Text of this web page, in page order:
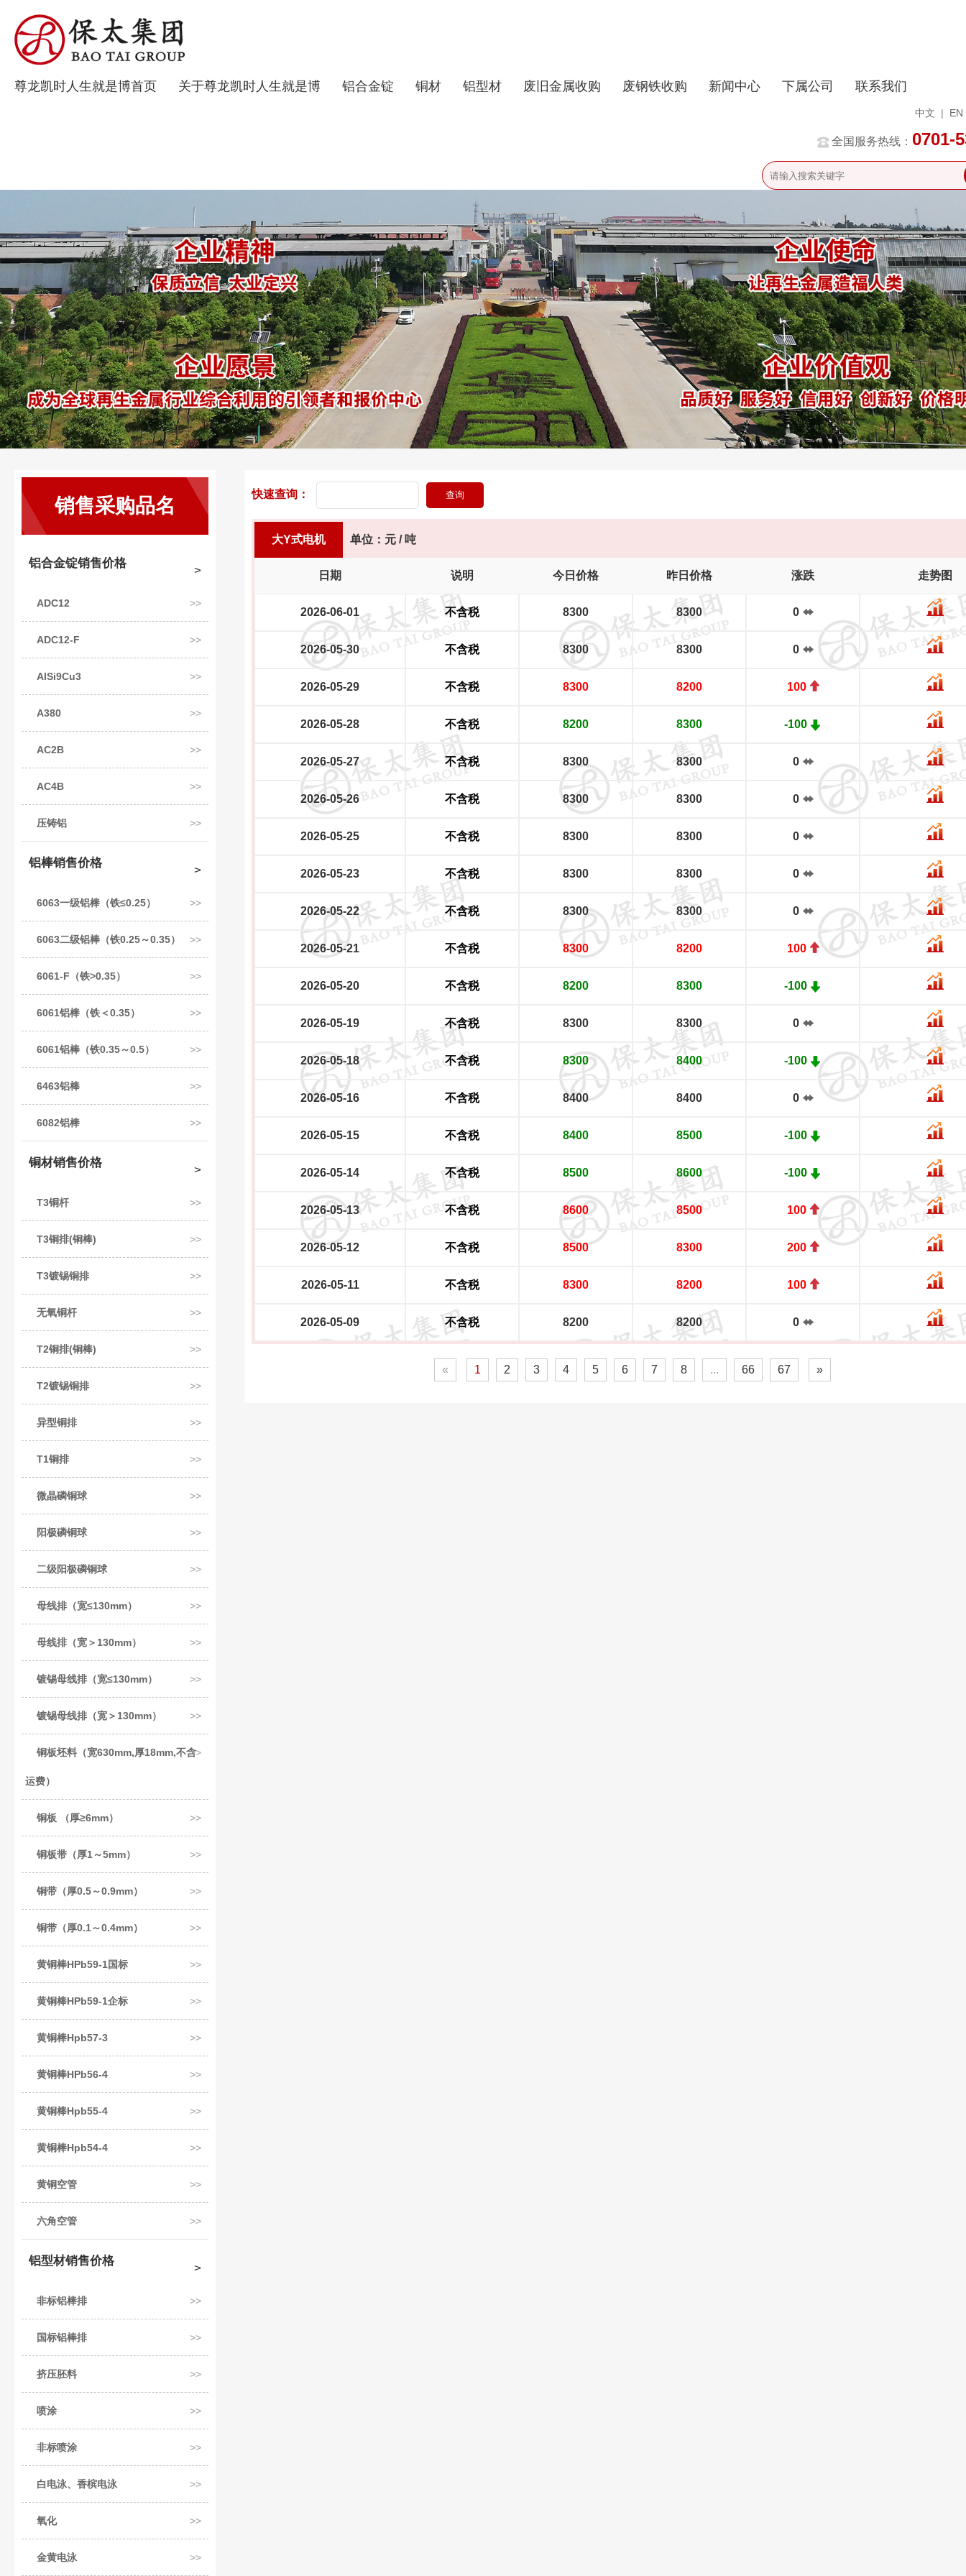
尊龙凯时人生就是博首页 关于尊龙凯时人生就是博 铝合金锭 铜材 铝型材 废旧金属收购 废钢铁收购 新闻中心 下属公司 联系我们
中文 | EN
全国服务热线： 0701-
销售采购品名
铝合金锭销售价格
ADC12
ADC12-F
AlSi9Cu3
A380
AC2B
AC4B
压铸铝
铝棒销售价格
6063一级铝棒（铁≤0.25）
6063二级铝棒（铁0.25～0.35）
6061-F（铁>0.35）
6061铝棒（铁＜0.35）
6061铝棒（铁0.35～0.5）
6463铝棒
6082铝棒
铜材销售价格
T3铜杆
T3铜排(铜棒)
T3镀锡铜排
无氧铜杆
T2铜排(铜棒)
T2镀锡铜排
异型铜排
T1铜排
微晶磷铜球
阳极磷铜球
二级阳极磷铜球
母线排（宽≤130mm）
母线排（宽＞130mm）
镀锡母线排（宽≤130mm）
镀锡母线排（宽＞130mm）
铜板坯料（宽630mm,厚18mm,不含
运费）
铜板 （厚≥6mm）
铜板带（厚1～5mm）
铜带（厚0.5～0.9mm）
铜带（厚0.1～0.4mm）
黄铜棒HPb59-1国标
黄铜棒HPb59-1企标
黄铜棒Hpb57-3
黄铜棒HPb56-4
黄铜棒Hpb55-4
黄铜棒Hpb54-4
黄铜空管
六角空管
铝型材销售价格
非标铝棒排
国标铝棒排
挤压胚料
喷涂
非标喷涂
白电泳、香槟电泳
氧化
金黄电泳
快速查询：
大Y式电机 单位：元 / 吨
日期 说明 今日价格 昨日价格 涨跌 走势图
2026-06-01 不含税 8300 8300 0
2026-05-30 不含税 8300 8300 0
2026-05-29 不含税 8300 8200 100
2026-05-28 不含税 8200 8300 -100
2026-05-27 不含税 8300 8300 0
2026-05-26 不含税 8300 8300 0
2026-05-25 不含税 8300 8300 0
2026-05-23 不含税 8300 8300 0
2026-05-22 不含税 8300 8300 0
2026-05-21 不含税 8300 8200 100
2026-05-20 不含税 8200 8300 -100
2026-05-19 不含税 8300 8300 0
2026-05-18 不含税 8300 8400 -100
2026-05-16 不含税 8400 8400 0
2026-05-15 不含税 8400 8500 -100
2026-05-14 不含税 8500 8600 -100
2026-05-13 不含税 8600 8500 100
2026-05-12 不含税 8500 8300 200
2026-05-11 不含税 8300 8200 100
2026-05-09 不含税 8200 8200 0
« 1 2 3 4 5 6 7 8 ... 66 67 »